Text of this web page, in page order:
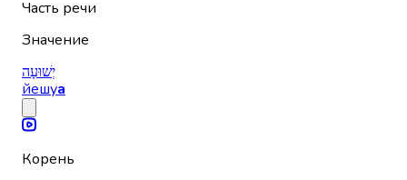
Часть речи
Значение
יְשׁוּעָה
йешуа
Корень